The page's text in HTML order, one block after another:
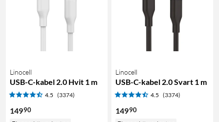
Linocell
USB-C-kabel 2.0 Hvit 1 m
4.5 (3374)
14990
Linocell
USB-C-kabel 2.0 Svart 1 m
4.5 (3374)
14990